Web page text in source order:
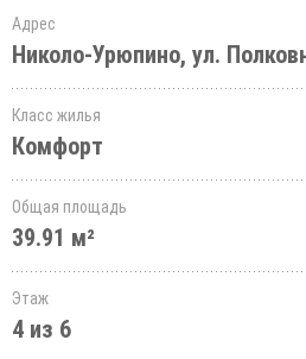
Адрес
Николо-Урюпино, ул.
Класс жилья
Комфорт
Общая площадь
39.91 м²
Этаж
4 из 6